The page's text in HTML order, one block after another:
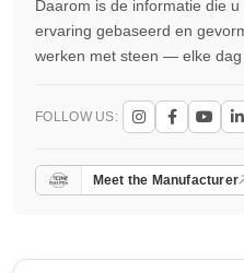
Daarom is de informatie die
ervaring gebaseerd en
werken met steen — elke dag
FOLLOW US:
Meet the Manufacturer